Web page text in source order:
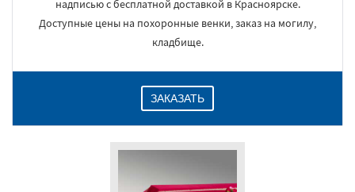
надписью с бесплатной доставкой в Красноярске.
Доступные цены на похоронные венки, заказ на могилу,
кладбище.
ЗАКАЗАТЬ